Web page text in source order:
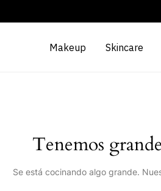
Makeup Skincare
Tenemos
Se está cocinando algo grande.